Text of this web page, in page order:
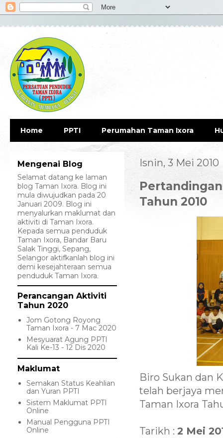
Home PPTI Perumahan Taman Ixora
Isnin, 3 Mei 2010
Tahun 2010
Biro Sukan dan
telah berjaya
Taman Ixora
Tarikh : 2 Mei
Mengenai Blog
Selamat datang ke laman
blog Taman Ixora. Blog ini
mula diwujudkan pada 20
Januari 2009. Blog ini
menyalurkan maklumat dan
aktiviti di Taman Ixora.
Kepada semua penduduk
Taman Ixora, Bandar Baru
Salak Tinggi, Sepang,
Selangor aktifkanlah blog ini
demi kesejahteraan semua
penduduk Taman Ixora.
Perancangan Aktiviti
Tahun 2020
Jom Gotong Royong
Taman Ixora - 7 Mac 2020
Mesyuarat Agung PPTI
Kali Ke-13 - 12 Dis 2020
Maklumat
Semakan Status Keahlian
dan Yuran PPTI
Sistem Maklumat PPTI
Online
Manual Pengguna PPTI
Online